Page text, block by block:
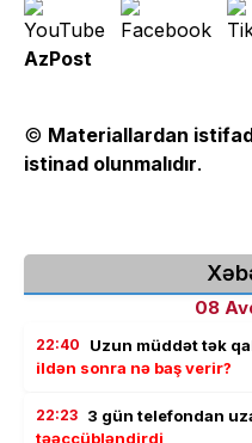
AzPost
© Materiallardan
istinad olunmalıdır.
08
22:40 Uzun müddət tək
ildən sonra nə baş verir?
22:23 3 gün telefondan
təəccübləndirdi